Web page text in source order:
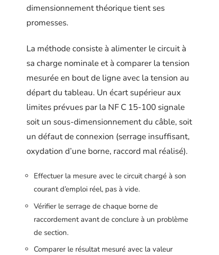
dimensionnement théorique tient ses
promesses.
La méthode consiste à alimenter le circuit à
sa charge nominale et à comparer la tension
mesurée en bout de ligne avec la tension au
départ du tableau. Un écart supérieur aux
limites prévues par la NF C 15-100 signale
soit un sous-dimensionnement du câble, soit
un défaut de connexion (serrage insuffisant,
oxydation d’une borne, raccord mal réalisé).
Effectuer la mesure avec le circuit chargé à son
courant d’emploi réel, pas à vide.
Vérifier le serrage de chaque borne de
raccordement avant de conclure à un problème
de section.
Comparer le résultat mesuré avec la valeur